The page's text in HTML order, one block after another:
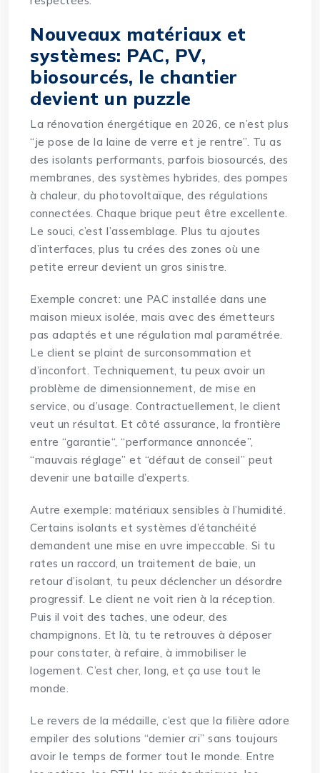
Nouveaux matériaux et
systèmes: PAC, PV,
biosourcés, le chantier
devient un puzzle
La rénovation énergétique en 2026, ce n’est plus
“je pose de la laine de verre et je rentre”. Tu as
des isolants performants, parfois biosourcés, des
membranes, des systèmes hybrides, des pompes
à chaleur, du photovoltaïque, des régulations
connectées. Chaque brique peut être excellente.
Le souci, c’est l’assemblage. Plus tu ajoutes
d’interfaces, plus tu crées des zones où une
petite erreur devient un gros sinistre.
Exemple concret: une PAC installée dans une
maison mieux isolée, mais avec des émetteurs
pas adaptés et une régulation mal paramétrée.
Le client se plaint de surconsommation et
d’inconfort. Techniquement, tu peux avoir un
problème de dimensionnement, de mise en
service, ou d’usage. Contractuellement, le client
veut un résultat. Et côté assurance, la frontière
entre “garantie“, “performance annoncée”,
“mauvais réglage” et “défaut de conseil” peut
devenir une bataille d’experts.
Autre exemple: matériaux sensibles à l’humidité.
Certains isolants et systèmes d’étanchéité
demandent une mise en uvre impeccable. Si tu
rates un raccord, un traitement de baie, un
retour d’isolant, tu peux déclencher un désordre
progressif. Le client ne voit rien à la réception.
Puis il voit des taches, une odeur, des
champignons. Et là, tu te retrouves à déposer
pour constater, à refaire, à immobiliser le
logement. C’est cher, long, et ça use tout le
monde.
Le revers de la médaille, c’est que la filière adore
empiler des solutions “dernier cri” sans toujours
avoir le temps de former tout le monde. Entre